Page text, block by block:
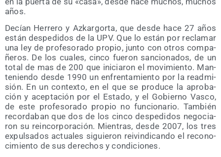
años.
Decían Herre­ro y Azkar­gor­ta, que des­de hace 27 años
están des­pe­di­dos de la UPV. Que lo están por recla­mar
una ley de pro­fe­so­ra­do pro­pio, jun­to con otros com­pa­
ñe­ros. De los cua­les, cin­co fue­ron san­cio­na­dos, de un
total de mas de 200 que ini­cia­ron el movi­mien­to. Man­
te­nien­do des­de 1990 un enfren­ta­mien­to por la read­mi­
sión. En un con­tex­to, en el que se pro­du­ce la apro­ba­
ción y acep­ta­ción por el Esta­do, y el Gobierno Vas­co,
de este pro­fe­so­ra­do pro­pio no fun­cio­na­rio. Tam­bién
recor­da­ban que dos de los cin­co des­pe­di­dos nego­cia­
ron su rein­cor­po­ra­ción. Mien­tras, des­de 2007, los tres
expul­sa­dos actua­les siguie­ron rei­vin­di­can­do el reco­no­
ci­mien­to de sus dere­chos y condiciones.